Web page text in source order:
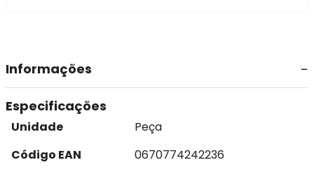
Informações
Especificações
Unidade
Peça
Código EAN
0670774242236